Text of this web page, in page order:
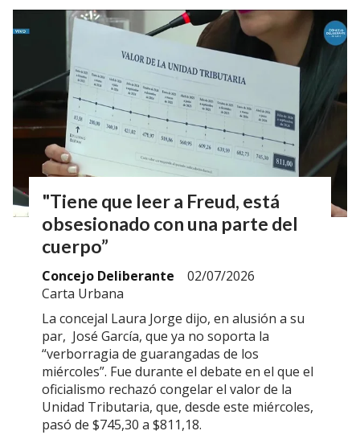
"Tiene que leer a Freud, está
obsesionado con una parte del
cuerpo”
Carta Urbana
Concejo Deliberante 02/07/2026
La concejal Laura Jorge dijo, en alusión a su
par, José García, que ya no soporta la
“verborragia de guarangadas de los
miércoles”. Fue durante el debate en el que el
oficialismo rechazó congelar el valor de la
Unidad Tributaria, que, desde este miércoles,
pasó de $745,30 a $811,18.